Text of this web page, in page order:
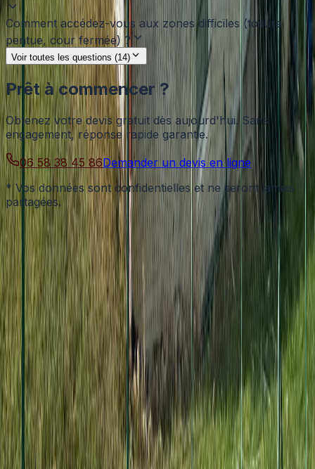
Comment accédez-vous aux zones difficiles (toiture
pentue, cour fermée) ?
Voir toutes les questions (14)
Prêt à commencer ?
Obtenez votre devis gratuit dès aujourd'hui. Sans
engagement, réponse rapide garantie.
06 58 38 45 86Demander un devis en ligne
* Vos données sont confidentielles et ne seront jamais
partagées.
Couverture Zinguerie Alsace
Nettoyage & entretien extérieur du bâtiment
67000 Strasbourg
06 58 38 45 86contact@couverturezingueriealsace.com
Expertises
Nettoyage & démoussage de toiture
Nettoyage de façades & murs extérieurs
Nettoyage des sols extérieurs (allées, terrasses,
cours)
Démoussage & traitements de protection
Nettoyage extérieur haute pression
Nettoyage de panneaux photovoltaïques